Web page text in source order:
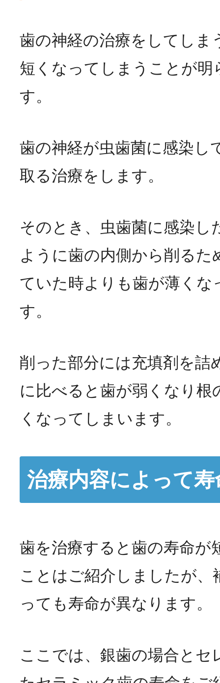
歯の神経の治療をしてしま
短くなってしまうことが明
す。
歯の神経が虫歯菌に感染し
取る治療をします。
そのとき、虫歯菌に感染し
ように歯の内側から削るた
ていた時よりも歯が薄くな
す。
削った部分には充填剤を詰
に比べると歯が弱くなり根
くなってしまいます。
治療内容によって
歯を治療すると歯の寿命が
ことはご紹介しましたが、
っても寿命が異なります。
ここでは、銀歯の場合とセ